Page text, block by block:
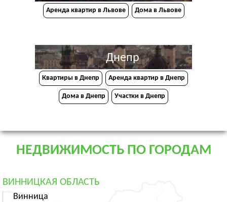
Аренда квартир в Львове Дома в Львове
Днепр
Квартиры в Днепр Аренда квартир в Днепр
Дома в Днепр Участки в Днепр
НЕДВИЖИМОСТЬ ПО ГОРОДАМ
ВИННИЦКАЯ ОБЛАСТЬ
Винница